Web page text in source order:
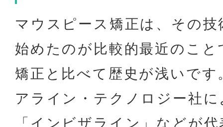
マウスピース矯正は、その
始めたのが比較的最近のこ
矯正と比べて歴史が浅いで
アライン・テクノロジー社
「インビザライン」などが